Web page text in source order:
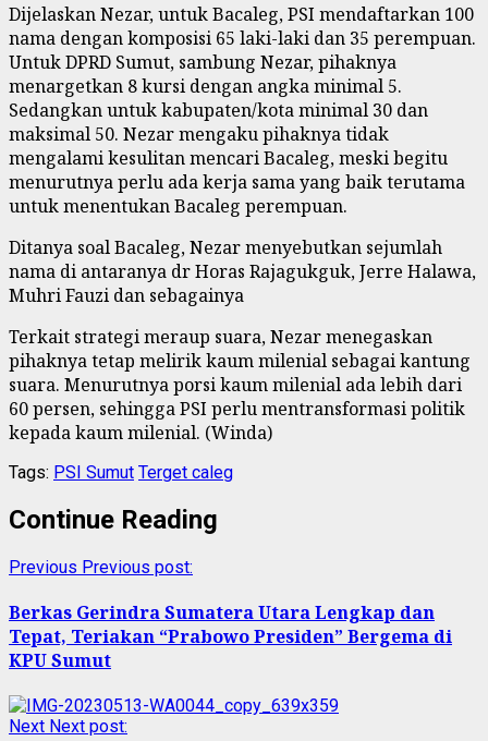
Dijelaskan Nezar, untuk Bacaleg, PSI mendaftarkan 100
nama dengan komposisi 65 laki-laki dan 35 perempuan.
Untuk DPRD Sumut, sambung Nezar, pihaknya
menargetkan 8 kursi dengan angka minimal 5.
Sedangkan untuk kabupaten/kota minimal 30 dan
maksimal 50. Nezar mengaku pihaknya tidak
mengalami kesulitan mencari Bacaleg, meski begitu
menurutnya perlu ada kerja sama yang baik terutama
untuk menentukan Bacaleg perempuan.
Ditanya soal Bacaleg, Nezar menyebutkan sejumlah
nama di antaranya dr Horas Rajagukguk, Jerre Halawa,
Muhri Fauzi dan sebagainya
Terkait strategi meraup suara, Nezar menegaskan
pihaknya tetap melirik kaum milenial sebagai kantung
suara. Menurutnya porsi kaum milenial ada lebih dari
60 persen, sehingga PSI perlu mentransformasi politik
kepada kaum milenial. (Winda)
Tags: PSI Sumut Terget caleg
Continue Reading
Previous Previous post:
Berkas Gerindra Sumatera Utara Lengkap dan
Tepat, Teriakan “Prabowo Presiden” Bergema di
KPU Sumut
Next Next post: